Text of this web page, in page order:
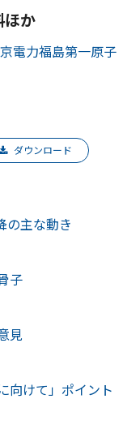
ほか
電力福島第一原子
ダウンロード
の主な動き
子
見
向けて」ポイント